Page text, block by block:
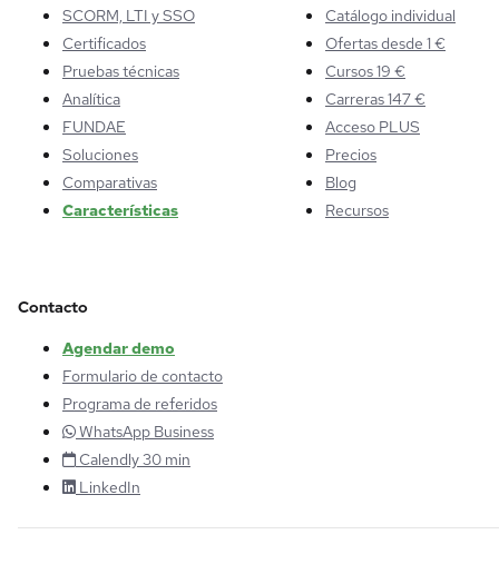
SCORM, LTI y SSO
Certificados
Pruebas técnicas
Analítica
FUNDAE
Soluciones
Comparativas
Características
Catálogo individual
Ofertas desde 1 €
Cursos 19 €
Carreras 147 €
Acceso PLUS
Precios
Blog
Recursos
Contacto
Agendar demo
Formulario de contacto
Programa de referidos
WhatsApp Business
Calendly 30 min
LinkedIn